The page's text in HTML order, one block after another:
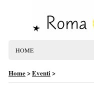
HOME
Home>Eventi>